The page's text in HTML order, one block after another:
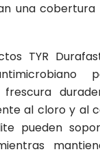
una
TYR
al cloro y al
pueden